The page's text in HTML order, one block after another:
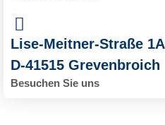
Lise-Meitner-Straße 1A
D-41515 Grevenbroich
Besuchen Sie uns